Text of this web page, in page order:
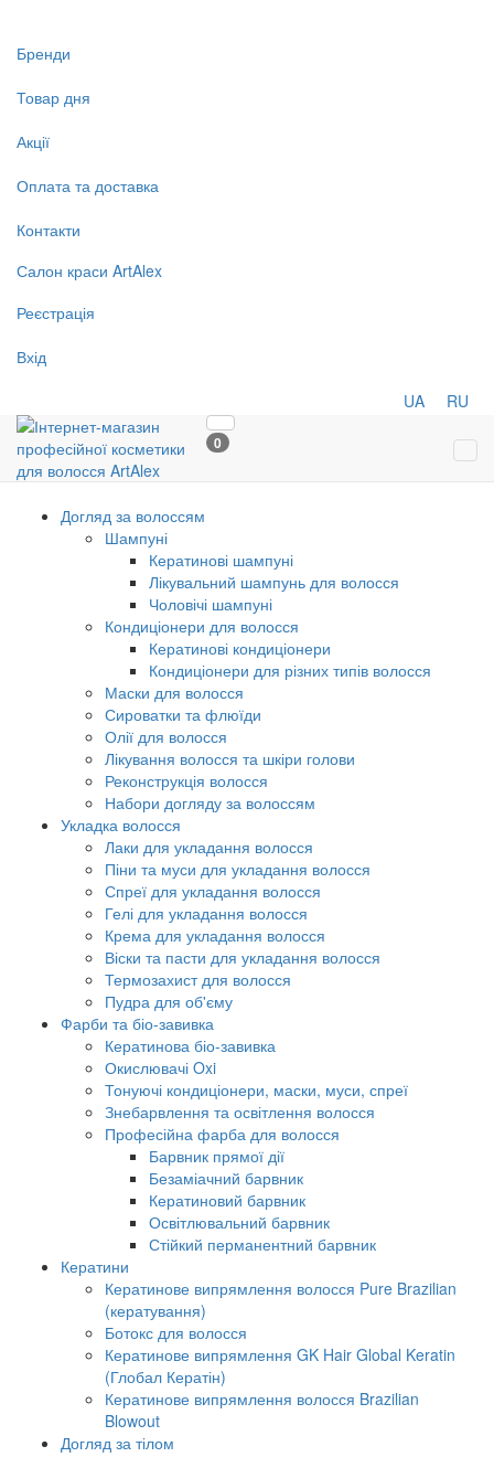
Бренди
Товар дня
Акції
Оплата та доставка
Контакти
Салон краси ArtAlex
Реєстрація
Вхід
UA RU
0
Догляд за волоссям
Шампуні
Кератинові шампуні
Лікувальний шампунь для волосся
Чоловічі шампуні
Кондиціонери для волосся
Кератинові кондиціонери
Кондиціонери для різних типів волосся
Маски для волосся
Сироватки та флюїди
Олії для волосся
Лікування волосся та шкіри голови
Реконструкція волосся
Набори догляду за волоссям
Укладка волосся
Лаки для укладання волосся
Піни та муси для укладання волосся
Спреї для укладання волосся
Гелі для укладання волосся
Крема для укладання волосся
Віски та пасти для укладання волосся
Термозахист для волосся
Пудра для об'єму
Фарби та біо-завивка
Кератинова біо-завивка
Окислювачі Oxi
Тонуючі кондиціонери, маски, муси, спреї
Знебарвлення та освітлення волосся
Професійна фарба для волосся
Барвник прямої дії
Безаміачний барвник
Кератиновий барвник
Освітлювальний барвник
Стійкий перманентний барвник
Кератини
Кератинове випрямлення волосся Pure Brazilian
(кератування)
Ботокс для волосся
Кератинове випрямлення GK Hair Global Keratin
(Глобал Кератін)
Кератинове випрямлення волосся Brazilian
Blowout
Догляд за тілом